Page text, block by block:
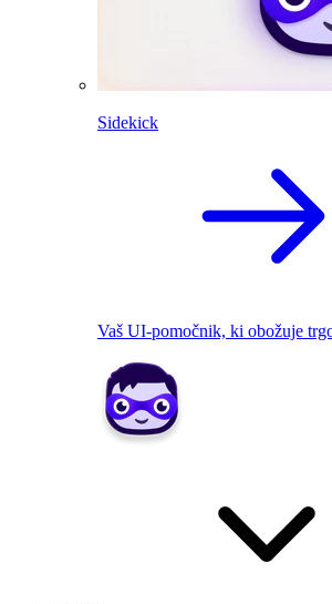
Sidekick
Vaš UI-pomočnik, ki obožuje